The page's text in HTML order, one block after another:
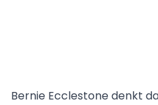
Bernie Ecclestonedenkt